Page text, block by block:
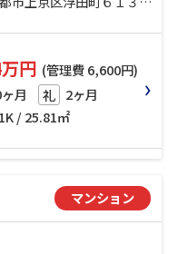
円 (管理費 6,600円)
月 礼 2ヶ月
/ 25.81㎡
マンション